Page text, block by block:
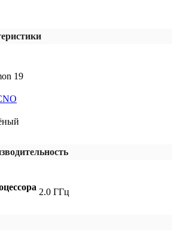
19
2.0 ГГц